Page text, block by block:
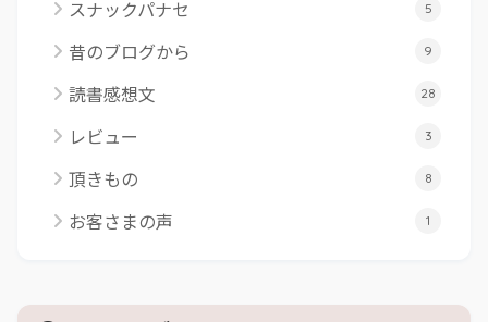
スナックパナセ 5
昔のブログから 9
読書感想文 28
レビュー 3
頂きもの 8
お客さまの声 1